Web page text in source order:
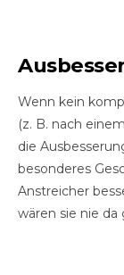
Wenn kein
(z. B. nach
die
besonderes
Anstreicher
wären sie nie da